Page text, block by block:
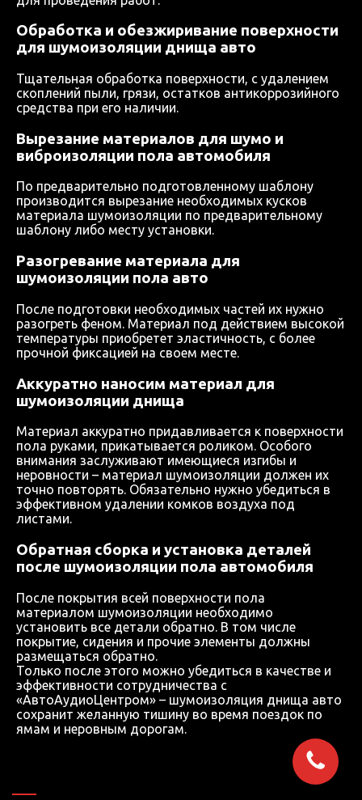
Обработка и обезжиривание поверхности
для шумоизоляции днища авто
Тщательная обработка поверхности, с удалением
скоплений пыли, грязи, остатков антикоррозийного
средства при его наличии.
Вырезание материалов для шумо и
виброизоляции пола автомобиля
По предварительно подготовленному шаблону
производится вырезание необходимых кусков
материала шумоизоляции по предварительному
шаблону либо месту установки.
Разогревание материала для
шумоизоляции пола авто
После подготовки необходимых частей их нужно
разогреть феном. Материал под действием высокой
температуры приобретет эластичность, с более
прочной фиксацией на своем месте.
Аккуратно наносим материал для
шумоизоляции днища
Материал аккуратно придавливается к поверхности
пола руками, прикатывается роликом. Особого
внимания заслуживают имеющиеся изгибы и
неровности – материал шумоизоляции должен их
точно повторять. Обязательно нужно убедиться в
эффективном удалении комков воздуха под
листами.
Обратная сборка и установка деталей
после шумоизоляции пола автомобиля
После покрытия всей поверхности пола
материалом шумоизоляции необходимо
установить все детали обратно. В том числе
покрытие, сидения и прочие элементы должны
размещаться обратно.
Только после этого можно убедиться в качестве и
эффективности сотрудничества с
«АвтоАудиоЦентром» – шумоизоляция днища авто
сохранит желанную тишину во время поездок по
ямам и неровным дорогам.